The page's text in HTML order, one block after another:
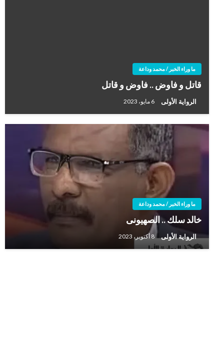
ما وراء الخبر / محمد وداعة
قاتل و فاوض .. فاوض و قاتل
الرواية الأولى 6 مايو، 2023
ما وراء الخبر / محمد وداعة
خالد سلك .. الصهيونى
الرواية الأولى 8 أكتوبر، 2023